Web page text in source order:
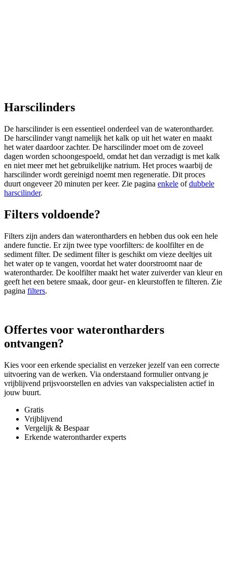
Harscilinders
De harscilinder is een essentieel onderdeel van de waterontharder.
De harscilinder vangt namelijk het kalk op uit het water en maakt
het water daardoor zachter. De harscilinder moet om de zoveel
dagen worden schoongespoeld, omdat het dan verzadigt is met kalk
en niet meer met het gebruikelijke natrium. Het proces waarbij de
harscilinder wordt gereinigd noemt men regeneratie. Dit proces
duurt ongeveer 20 minuten per keer. Zie pagina enkele ofdubbele
harscilinder.
Filters voldoende?
Filters zijn anders dan waterontharders en hebben dus ook een hele
andere functie. Er zijn twee type voorfilters: de koolfilter en de
sediment filter. De sediment filter is geschikt om vieze deeltjes uit
het water op te vangen, voordat het water doorstroomt naar de
waterontharder. De koolfilter maakt het water zuiverder van kleur en
geeft het een betere smaak, door geur- en kleurstoffen te filteren. Zie
pagina filters.
Offertes voor waterontharders
ontvangen?
Kies voor een erkende specialist en verzeker jezelf van een correcte
uitvoering van de werken. Via onderstaand formulier ontvang je
vrijblijvend prijsvoorstellen en advies van vakspecialisten actief in
jouw buurt.
Gratis
Vrijblijvend
Vergelijk & Bespaar
Erkende waterontharder experts